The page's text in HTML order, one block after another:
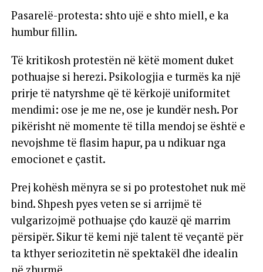
Pasarelë-protesta: shto ujë e shto miell, e ka
humbur fillin.
Të kritikosh protestën në këtë moment duket
pothuajse si herezi. Psikologjia e turmës ka një
prirje të natyrshme që të kërkojë uniformitet
mendimi: ose je me ne, ose je kundër nesh. Por
pikërisht në momente të tilla mendoj se është e
nevojshme të flasim hapur, pa u ndikuar nga
emocionet e çastit.
Prej kohësh mënyra se si po protestohet nuk më
bind. Shpesh pyes veten se si arrijmë të
vulgarizojmë pothuajse çdo kauzë që marrim
përsipër. Sikur të kemi një talent të veçantë për
ta kthyer seriozitetin në spektakël dhe idealin